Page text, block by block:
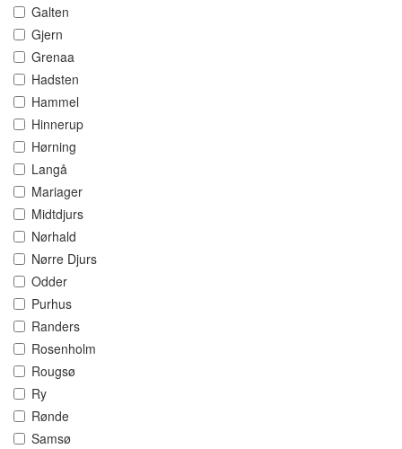
Galten
Gjern
Grenaa
Hadsten
Hammel
Hinnerup
Hørning
Langå
Mariager
Midtdjurs
Nørhald
Nørre Djurs
Odder
Purhus
Randers
Rosenholm
Rougsø
Ry
Rønde
Samsø